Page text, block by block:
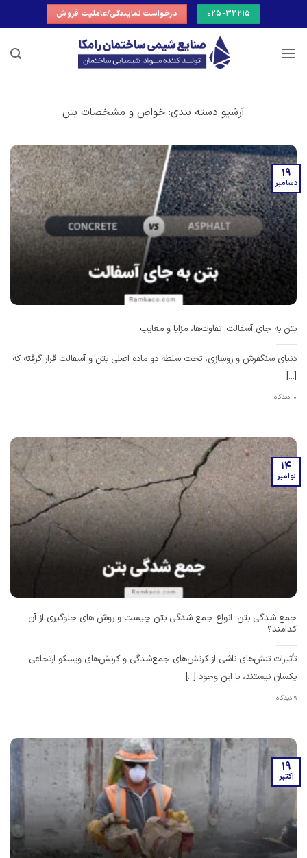
to
025-32215 درخواست نمایندگی/عاملیت فروش
آرشیو دسته بندی: خواص و مشخصات بتن
بتن به جای آسفالت: تفاوت‌ها، مزایا و معایب
دنیای سنگفرش و روسازی، تحت سلطه دو ماده اصلی بتن و آسفالت قرار گرفته که
[...]
10 دیدگاه
19
دسامبر
جمع شدگی بتن: انواع جمع شدگی بتن چیست و روش های جلوگیری از آن
کدامند؟
تأثیرات تنش‌های ناشی از کرنش‌های جمع‌شدگی و کرنش‌های ویسکو ارتجاعی
یکسان نیستند، با این وجود [...]
9 دیدگاه
14
نوامبر
19
اکتبر